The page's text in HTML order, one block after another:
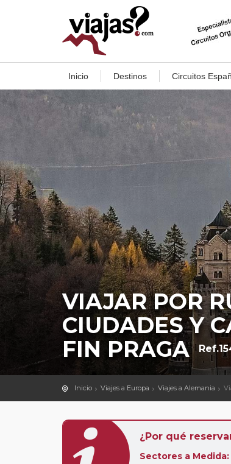
Inicio Destinos Circuitos
VIAJAR POR
CIUDADES Y
FIN PRAGA
Inicio Viajes a Europa Viajes a Alemania
¿Por qué
Sectores a Medida: